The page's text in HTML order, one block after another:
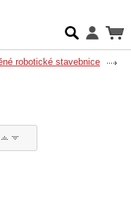
robotické stavebnice